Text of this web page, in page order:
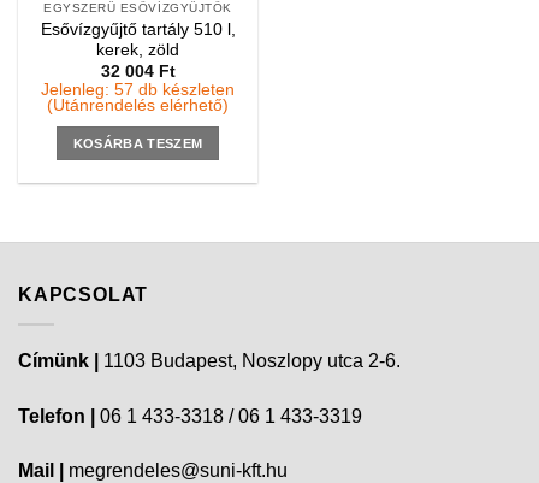
EGYSZERŰ ESŐVÍZGYŰJTŐK
Esővízgyűjtő tartály 510 l,
kerek, zöld
32 004 Ft
Jelenleg: 57 db készleten
(Utánrendelés elérhető)
KOSÁRBA TESZEM
KAPCSOLAT
Címünk | 1103 Budapest, Noszlopy utca 2-6.
Telefon | 06 1 433-3318 / 06 1 433-3319
Mail | megrendeles@suni-kft.hu